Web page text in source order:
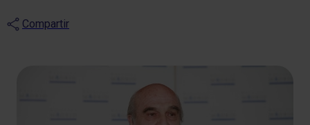
Compartir